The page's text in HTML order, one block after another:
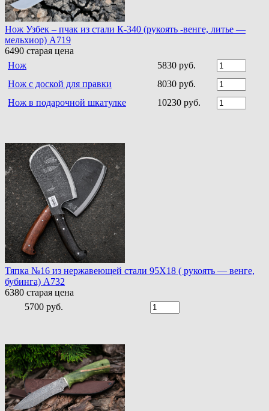
Нож Узбек – пчак из стали К-340 (рукоять -венге, литье —
мельхиор) A719
6490 старая цена
Нож
5830 руб.
Нож с доской для правки
8030 руб.
Нож в подарочной шкатулке
10230 руб.
Тяпка №16 из нержавеющей стали 95Х18 ( рукоять — венге,
бубинга) A732
6380 старая цена
5700 руб.